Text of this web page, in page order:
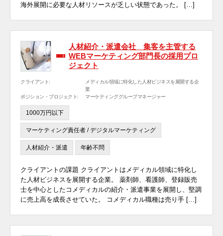
海外展開に必要な人材リソースが乏しい状態であった。 […]
人材紹介・派遣会社 集客を主管する
WEBマーケティング部門長の採用プロ
ジェクト
クライアント:
メディカル領域に特化した人材ビジネスを展開する企
業
ポジション・プロジェクト:
マーケティンググループマネージャー
1000万円以下
マーケティング責任者 / デジタルマーケティング
人材紹介・派遣 年齢不問
クライアントの課題 クライアントはメディカル領域に特化し
た人材ビジネスを展開する企業。 薬剤師、看護師、登録販売
士を中心としたコメディカルの紹介・派遣事業を展開し、堅調
に売上高を成長させていた。 コメディカル職種は売り手 […]